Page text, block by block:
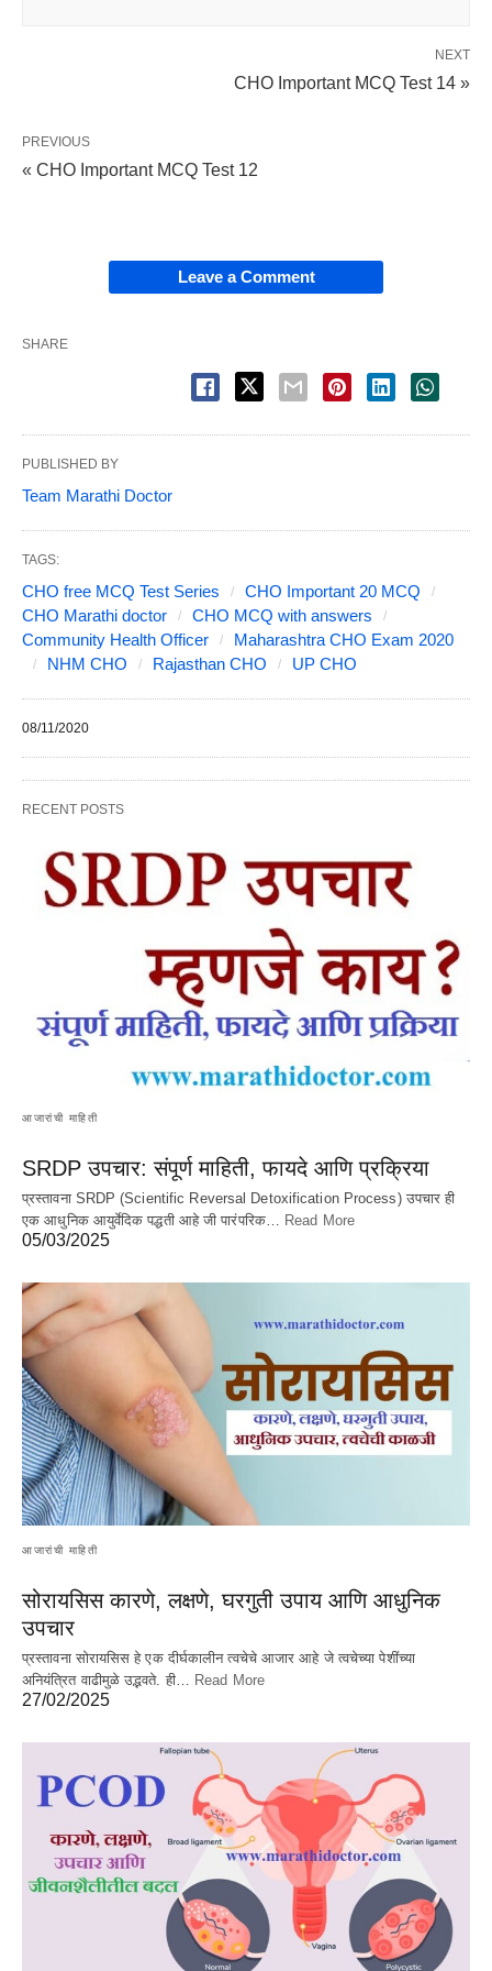
NEXT
CHO Important MCQ Test 14 »
PREVIOUS
« CHO Important MCQ Test 12
Leave a Comment
SHARE
PUBLISHED BY
Team Marathi Doctor
TAGS:
CHO free MCQ Test Series
CHO Important 20 MCQ
CHO Marathi doctor
CHO MCQ with answers
Community Health Officer
Maharashtra CHO Exam 2020
NHM CHO
Rajasthan CHO UP CHO
08/11/2020
RECENT POSTS
आजारांची माहिती
SRDP उपचार: संपूर्ण माहिती, फायदे आणि प्रक्रिया
प्रस्तावना SRDP (Scientific Reversal Detoxification Process) उपचार ही
एक आधुनिक आयुर्वेदिक पद्धती आहे जी पारंपरिक… Read More
05/03/2025
आजारांची माहिती
सोरायसिस कारणे, लक्षणे, घरगुती उपाय आणि आधुनिक
उपचार
प्रस्तावना सोरायसिस हे एक दीर्घकालीन त्वचेचे आजार आहे जे त्वचेच्या पेशींच्या
अनियंत्रित वाढीमुळे उद्भवते. ही… Read More
27/02/2025